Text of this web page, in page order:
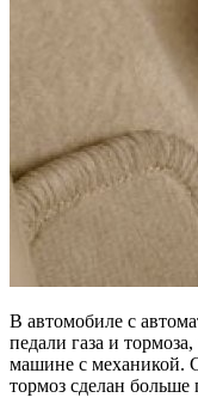
В автомобиле с
педали газа и
машине с механикой.
тормоз сделан больше